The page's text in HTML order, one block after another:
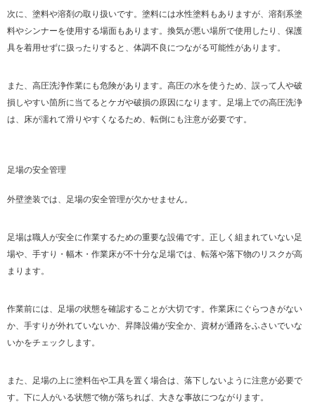
次に、塗料や溶剤の取り扱いです。塗料には水性塗料もありますが、溶剤系塗
料やシンナーを使用する場面もあります。換気が悪い場所で使用したり、保護
具を着用せずに扱ったりすると、体調不良につながる可能性があります。
また、高圧洗浄作業にも危険があります。高圧の水を使うため、誤って人や破
損しやすい箇所に当てるとケガや破損の原因になります。足場上での高圧洗浄
は、床が濡れて滑りやすくなるため、転倒にも注意が必要です。
足場の安全管理
外壁塗装では、足場の安全管理が欠かせません。
足場は職人が安全に作業するための重要な設備です。正しく組まれていない足
場や、手すり・幅木・作業床が不十分な足場では、転落や落下物のリスクが高
まります。
作業前には、足場の状態を確認することが大切です。作業床にぐらつきがない
か、手すりが外れていないか、昇降設備が安全か、資材が通路をふさいでいな
いかをチェックします。
また、足場の上に塗料缶や工具を置く場合は、落下しないように注意が必要で
す。下に人がいる状態で物が落ちれば、大きな事故につながります。